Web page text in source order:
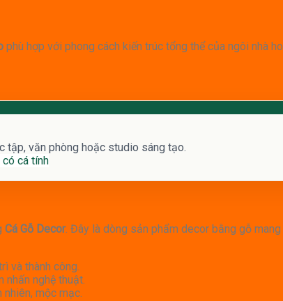
phù hợp với phong cách kiến trúc tổng thể của ngôi nhà
tập, văn phòng hoặc studio sáng tạo.
có cá tính
Cá Gỗ Decor. Đây là dòng sản phẩm decor bằng gỗ mang
và thành công.
nhấn nghệ thuật.
nhiên, mộc mạc.